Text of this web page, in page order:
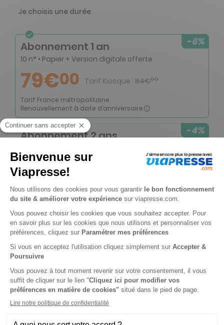
Je choisis une durée
-6%
Abonnement 1 an
10 n° • Papier + Version digitale offerte
79€00 Tarif Kiosque : 84€00
Tarif France métropolitaine
Renouvellement à date d’anniversaire
-4%
Abonnement 2 ans
129€00 00
Tarif France métropolitaine
Renouvellement à date d’anniversaire
-5%
Abonnement 6 mois
5 n° • Papier + Version digitale offerte
39€
Tarif France métropolitaine
Renouvellement à date d’anniversaire